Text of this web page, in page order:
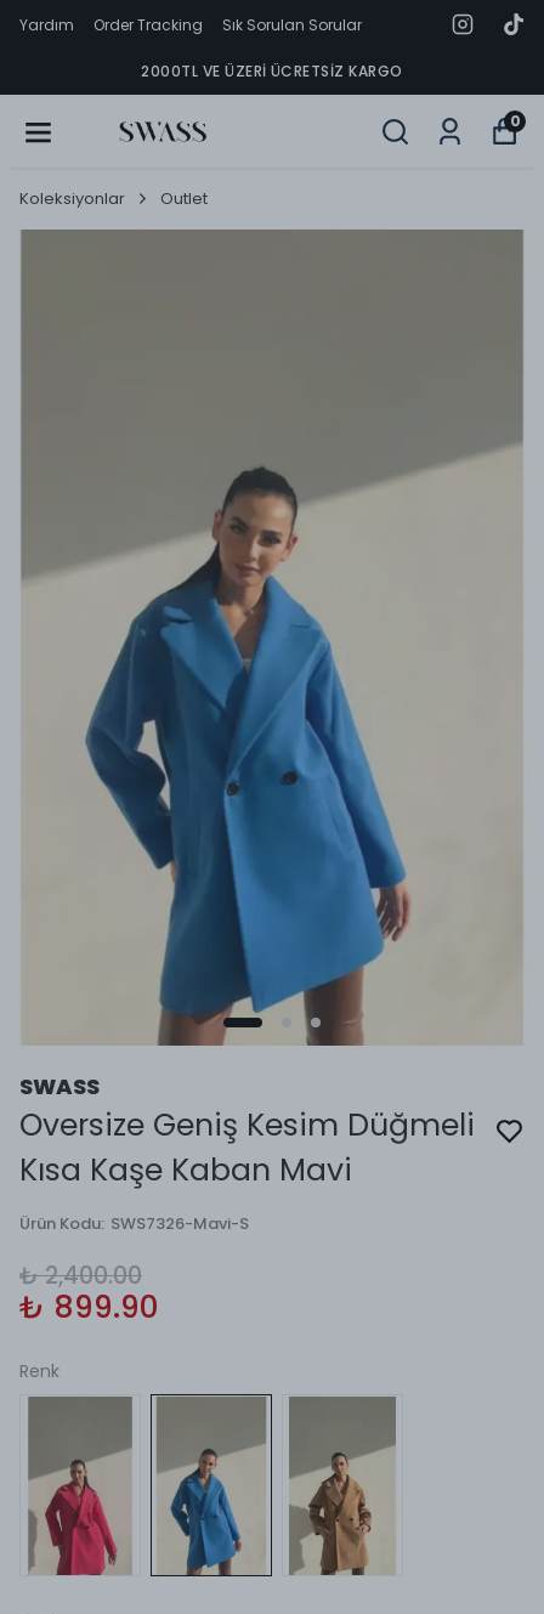
Yardım Order Tracking Sık Sorulan Sorular
2000TL VE ÜZERI ÜCRETSIZ KARGO
0
Koleksiyonlar Outlet
SWASS
Oversize Geniş Kesim Düğmeli
Kısa Kaşe Kaban Mavi
Ürün Kodu: SWS7326-Mavi-S
₺ 2,400.00
₺ 899.90
Renk